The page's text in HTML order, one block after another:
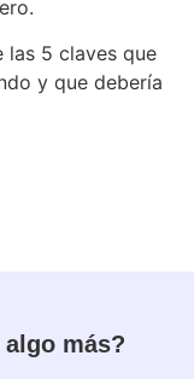
las 5 claves que
y que debería
algo más?